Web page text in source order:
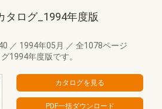
タログ_1994年度版
／ 1994年05月 ／ 全1078ページ
1994年度版です。